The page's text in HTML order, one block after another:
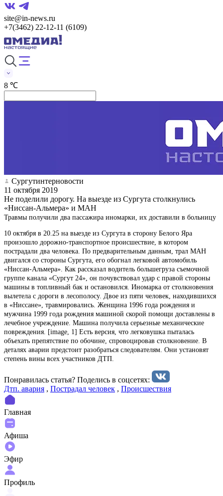
site@in-news.ru
+7(3462) 22-12-11 (6109)
8 ℃
Сургутинтерновости
11 октября 2019
Не поделили дорогу. На выезде из Сургута столкнулись
«Ниссан-Альмера» и МАН
Травмы получили два пассажира иномарки, их доставили в больницу
10 октября в 20.25 на выезде из Сургута в сторону Белого Яра
произошло дорожно-транспортное происшествие, в котором
пострадали два человека. По предварительным данным, трал МАН
двигался со стороны Сургута, его обогнал легковой автомобиль
«Ниссан-Альмера». Как рассказал водитель большегруза съемочной
группе канала «Сургут 24», он почувствовал удар с правой стороны
машины в топливный бак и остановился. Иномарка от столкновения
вылетела с дороги в лесополосу. Двое из пяти человек, находившихся
в «Ниссане», травмировались. Женщина 1996 года рождения и
мужчина 1999 года рождения машиной скорой помощи доставлены в
лечебное учреждение. Машина получила серьезные механические
повреждения. [image, 1] Есть версия, что легковушка пыталась
объехать препятствие по обочине, спровоцировав столкновение. В
деталях аварии предстоит разобраться следователям. Они установят
степень вины всех участников ДТП.
Понравилась статья? Поделиcь в соцсетях:
Дтп. авария , Пострадал человек , Происшествия
Главная
Афиша
Эфир
Профиль